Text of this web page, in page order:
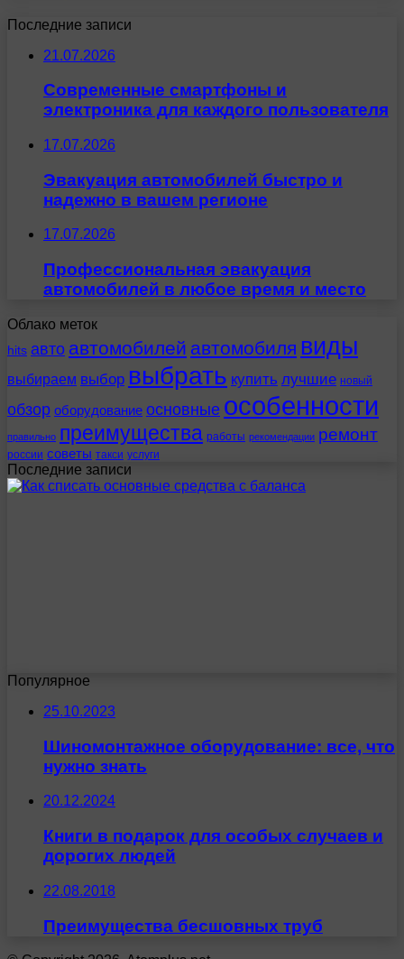
Последние записи
21.07.2026
Современные смартфоны и
электроника для каждого пользователя
17.07.2026
Эвакуация автомобилей быстро и
надежно в вашем регионе
17.07.2026
Профессиональная эвакуация
автомобилей в любое время и место
Облако меток
hits авто автомобилей автомобиля виды
выбираем выбор выбрать купить лучшие новый
обзор оборудование основные особенности
правильно преимущества работы рекомендации ремонт
россии советы такси услуги
Последние записи
Популярное
25.10.2023
Шиномонтажное оборудование: все, что
нужно знать
20.12.2024
Книги в подарок для особых случаев и
дорогих людей
22.08.2018
Преимущества бесшовных труб